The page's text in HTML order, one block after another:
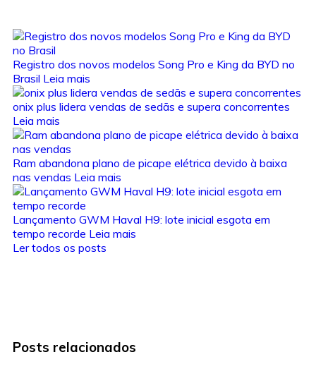
Registro dos novos modelos Song Pro e King da BYD no
Brasil Leia mais
onix plus lidera vendas de sedãs e supera concorrentes
Leia mais
Ram abandona plano de picape elétrica devido à baixa
nas vendas Leia mais
Lançamento GWM Haval H9: lote inicial esgota em
tempo recorde Leia mais
Ler todos os posts
Posts relacionados